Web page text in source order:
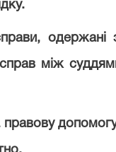
одержані
між